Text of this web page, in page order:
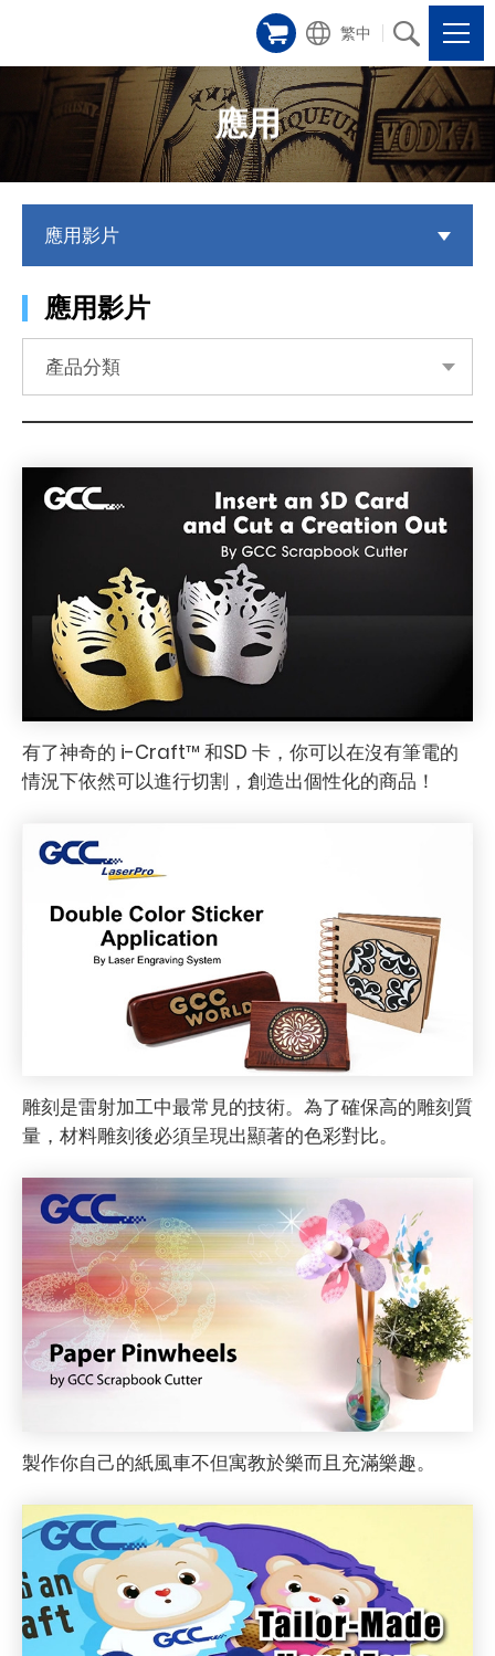
繁中
應用
應用影片
應用影片
產品分類
有了神奇的 i-Craft™ 和SD 卡，你可以在沒有筆電的
情況下依然可以進行切割，創造出個性化的商品！
雕刻是雷射加工中最常見的技術。為了確保高的雕刻質
量，材料雕刻後必須呈現出顯著的色彩對比。
製作你自己的紙風車不但寓教於樂而且充滿樂趣。